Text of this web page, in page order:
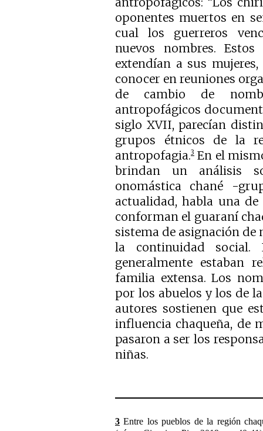
oponentes muertos en
cual los guerreros
nuevos nombres.
extendían a sus
conocer en reuniones
de cambio de
antropofágicos
siglo XVII, parecían
grupos étnicos de la
antropofagia.3 En el
brindan un análisis
onomástica chané -
actualidad, habla una
conforman el guaraní
sistema de asignación de
la continuidad social.
generalmente estaban
familia extensa. Los
por los abuelos y los de
autores sostienen que
influencia chaqueña, de
pasaron a ser los
niñas.
3 Entre los pueblos de la región